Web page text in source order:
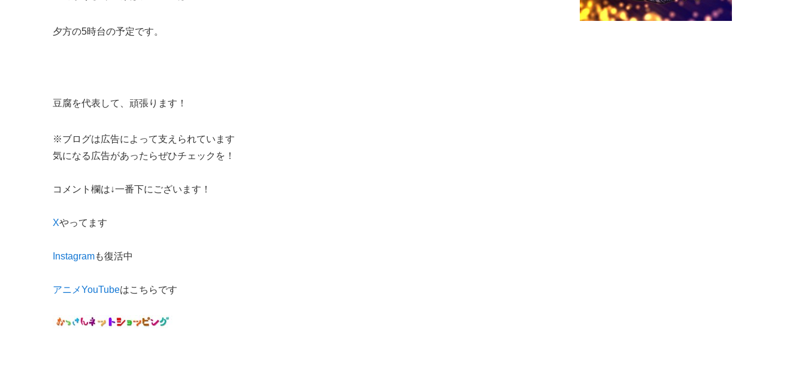
夕方の5時台の予定です。
豆腐を代表して、頑張ります！
※ブログは広告によって支えられています
気になる広告があったらぜひチェックを！
コメント欄は↓一番下にございます！
Xやってます
Instagramも復活中
アニメYouTubeはこちらです